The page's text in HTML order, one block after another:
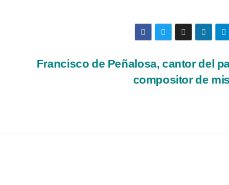
Francisco de Peñalosa, cantor del
compositor de